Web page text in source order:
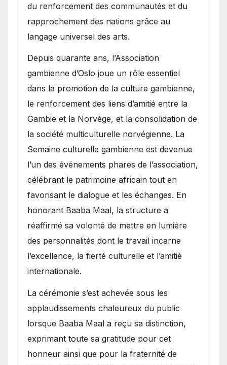
du renforcement des communautés et du
rapprochement des nations grâce au
langage universel des arts.
​Depuis quarante ans, l’Association
gambienne d’Oslo joue un rôle essentiel
dans la promotion de la culture gambienne,
le renforcement des liens d’amitié entre la
Gambie et la Norvège, et la consolidation de
la société multiculturelle norvégienne. La
Semaine culturelle gambienne est devenue
l’un des événements phares de l’association,
célébrant le patrimoine africain tout en
favorisant le dialogue et les échanges. En
honorant Baaba Maal, la structure a
réaffirmé sa volonté de mettre en lumière
des personnalités dont le travail incarne
l’excellence, la fierté culturelle et l’amitié
internationale.
​La cérémonie s’est achevée sous les
applaudissements chaleureux du public
lorsque Baaba Maal a reçu sa distinction,
exprimant toute sa gratitude pour cet
honneur ainsi que pour la fraternité de